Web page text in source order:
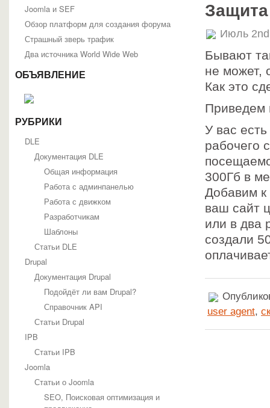
Joomla и SEF
Обзор платформ для создания форума
Страшный зверь трафик
Два источника World Wide Web
ОБЪЯВЛЕНИЕ
РУБРИКИ
DLE
Документация DLE
Общая информация
Работа с админпанелью
Работа с движком
Разработчикам
Шаблоны
Статьи DLE
Drupal
Документация Drupal
Подойдёт ли вам Drupal?
Справочник API
Статьи Drupal
IPB
Статьи IPB
Joomla
Статьи о Joomla
SEO, Поисковая оптимизация и
Защита
Июль
Бывают
не может,
Как это
Приведем
У вас
рабочего
300Гб в
Добавим к
ваш сайт
или в два
создали
user agent,